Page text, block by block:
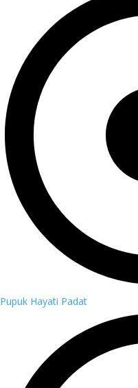
Pupuk Hayati Padat